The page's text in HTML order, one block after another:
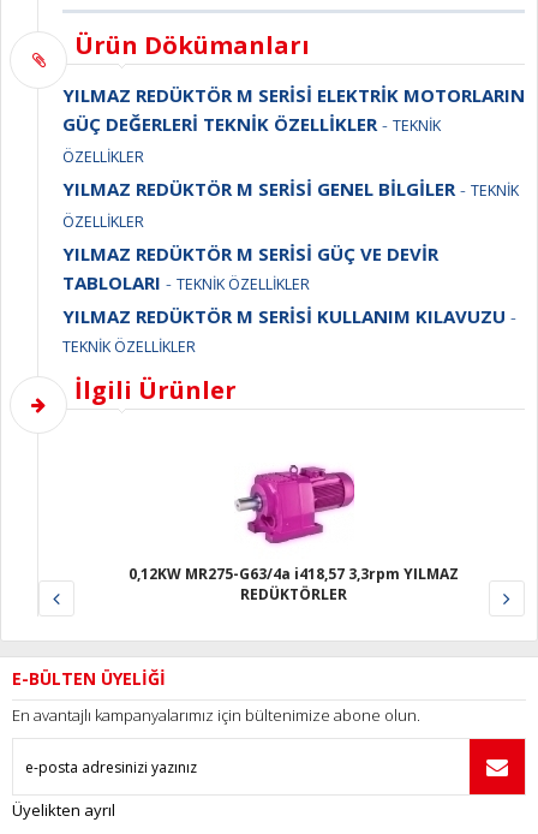
Ürün Dökümanları
YILMAZ REDÜKTÖR M SERİSİ ELEKTRİK MOTORLARIN
GÜÇ DEĞERLERİ TEKNİK ÖZELLİKLER- TEKNİK
ÖZELLİKLER
YILMAZ REDÜKTÖR M SERİSİ GENEL BİLGİLER- TEKNİK
ÖZELLİKLER
YILMAZ REDÜKTÖR M SERİSİ GÜÇ VE DEVİR
TABLOLARI - TEKNİK ÖZELLİKLER
YILMAZ REDÜKTÖR M SERİSİ KULLANIM KILAVUZU -
TEKNİK ÖZELLİKLER
İlgili Ürünler
4a i418,57 3,3rpm YILMAZ
0,12KW MR275-G63/4a
E-BÜLTEN ÜYELİĞİ
En avantajlı kampanyalarımız için bültenimize abone olun.
Üyelikten ayrıl